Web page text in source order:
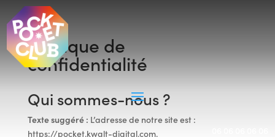
Politique de
confidentialité
Qui sommes-nous ?
Texte suggéré : L’adresse de notre site est :
https://pocket.kwalt-digital.com.